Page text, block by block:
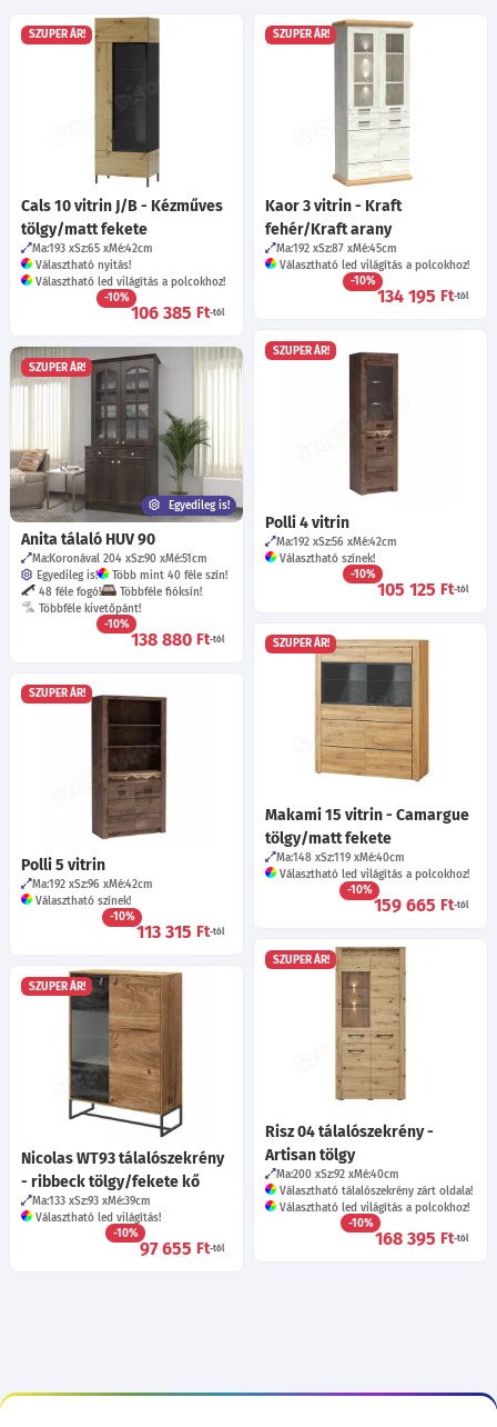
SZUPER ÁR!
Cals 10 vitrin J/B - Kézműves
tölgy/matt fekete
Ma:193 Sz:65 Mé:42cm
Választható nyitás!
Választható led világítás a polcokhoz!
-10%
106 385 Ft-tól
SZUPER ÁR!
Kaor 3 vitrin - Kraft
fehér/Kraft arany
Ma:192 Sz:87 Mé:45cm
Választható led világítás a polcokhoz!
-10%
134 195 Ft-tól
SZUPER ÁR!
Polli 4 vitrin
Ma:192 Sz:56 Mé:42cm
Választható színek!
-10%
105 125 Ft-tól
SZUPER ÁR!
Egyedileg is!
Anita tálaló HUV 90
Ma:Koronával 204 Sz:90 Mé:51cm
Egyedileg is!
Több mint 40 féle szín!
48 féle fogó!
Többféle fióksín!
Többféle kivetőpánt!
-10%
138 880 Ft-tól SZUPER ÁR!
Makami 15 vitrin - Camargue
tölgy/matt fekete
Ma:148 Sz:119 Mé:40cm
Választható led világítás a polcokhoz!
-10%
159 665 Ft-tól
SZUPER ÁR!
Polli 5 vitrin
Ma:192 Sz:96 Mé:42cm
Választható színek!
-10%
113 315 Ft-tól
SZUPER ÁR!
Risz 04 tálalószekrény -
Artisan tölgy
Ma:200 Sz:92 Mé:40cm
Választható tálalószekrény zárt oldala!
Választható led világítás a polcokhoz!
-10%
168 395 Ft-tól
SZUPER ÁR!
Nicolas WT93 tálalószekrény
- ribbeck tölgy/fekete kő
Ma:133 Sz:93 Mé:39cm
Választható led világítás!
-10%
97 655 Ft-tól